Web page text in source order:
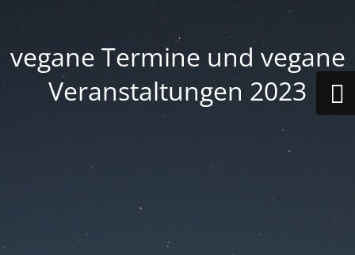
vegane Termine und vegane
Veranstaltungen 2023